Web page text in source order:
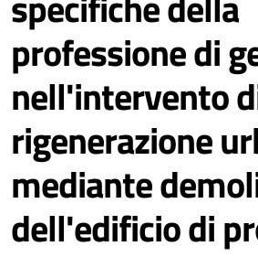
professione di
nell'intervento
rigenerazione
mediante
dell'edificio di